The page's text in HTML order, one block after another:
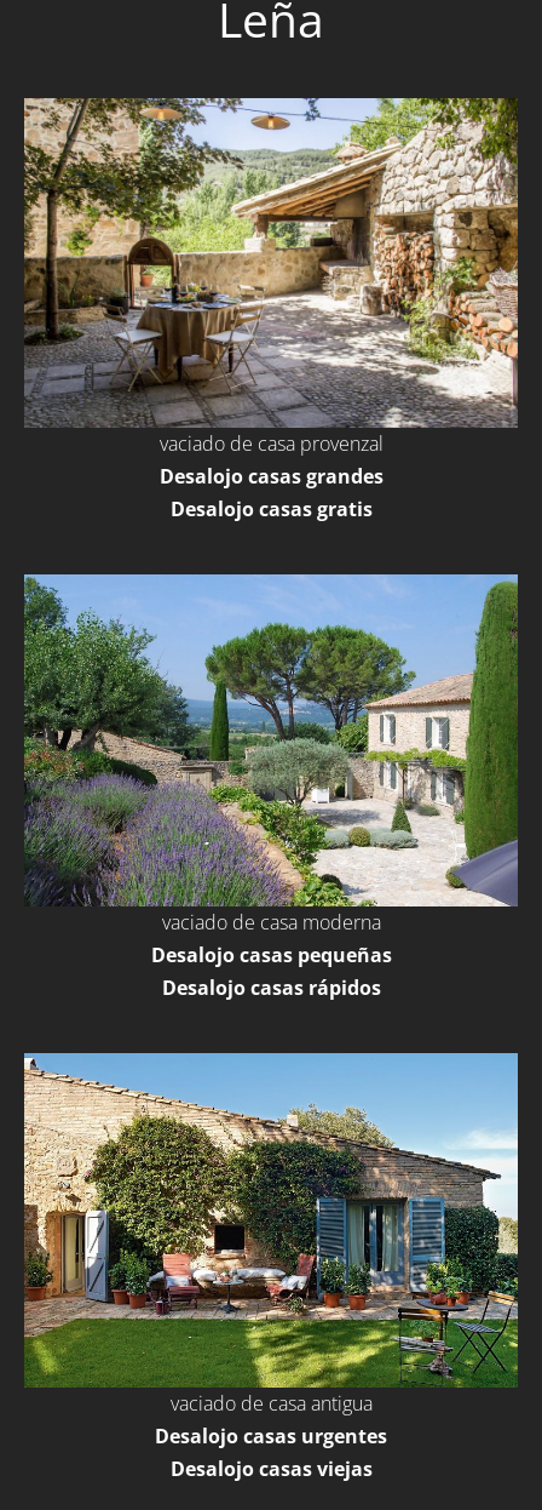
Leña
vaciado de casa provenzal
Desalojo casas grandes
Desalojo casas gratis
vaciado de casa moderna
Desalojo casas pequeñas
Desalojo casas rápidos
vaciado de casa antigua
Desalojo casas urgentes
Desalojo casas viejas